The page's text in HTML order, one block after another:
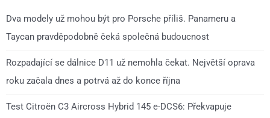
Dva modely už mohou být pro Porsche příliš. Panameru a
Taycan pravděpodobně čeká společná budoucnost
Rozpadající se dálnice D11 už nemohla čekat. Největší oprava
roku začala dnes a potrvá až do konce října
Test Citroën C3 Aircross Hybrid 145 e-DCS6: Překvapuje